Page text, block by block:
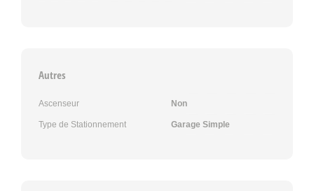
Autres
Ascenseur Non
Type de Stationnement Garage Simple